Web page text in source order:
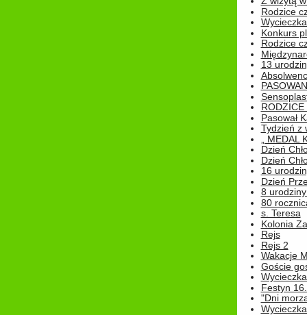
Rodzice
Konkurs
Rodzice
13
Pasował
Tydzień z
„
Dzień
Dzień
16
Dzień
8
80
s. Teresa
Kolonia
Rejs
Rejs 2
Wakacje
Goście
Festyn
"Dni